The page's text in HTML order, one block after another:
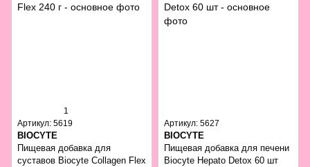
1
Артикул: 5619
BIOCYTE
Пищевая добавка для
суставов Biocyte Collagen Flex
Артикул: 5627
BIOCYTE
Пищевая добавка для печени
Biocyte Hepato Detox 60 шт